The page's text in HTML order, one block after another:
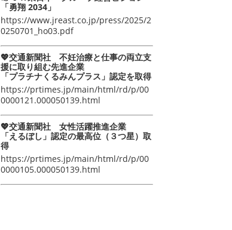
「勇翔 2034」
https://www.jreast.co.jp/press/2025/2
0250701_ho03.pdf
💖交通新聞社 不妊治療と仕事の両立支
援に取り組む先進企業
「プラチナくるみんプラス」認定を取得
https://prtimes.jp/main/html/rd/p/00
0000121.000050139.html
💖交通新聞社 女性活躍推進企業
「えるぼし」認定の最高位（３つ星）取
得
https://prtimes.jp/main/html/rd/p/00
0000105.000050139.html